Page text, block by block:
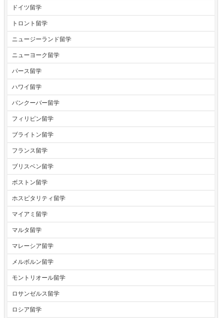
ドイツ留学
トロント留学
ニュージーランド留学
ニューヨーク留学
パース留学
ハワイ留学
バンクーバー留学
フィリピン留学
ブライトン留学
フランス留学
ブリスベン留学
ボストン留学
ホスピタリティ留学
マイアミ留学
マルタ留学
マレーシア留学
メルボルン留学
モントリオール留学
ロサンゼルス留学
ロシア留学